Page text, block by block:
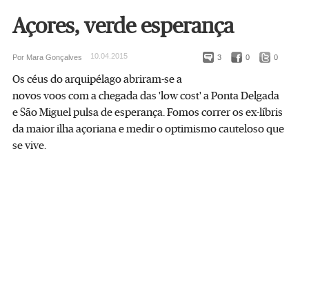
Açores, verde esperança
3 0 0
Por Mara Gonçalves 10.04.2015
Os céus do arquipélago abriram-se a
novos voos com a chegada das 'low cost' a Ponta Delgada
e São Miguel pulsa de esperança. Fomos correr os ex-líbris
da maior ilha açoriana e medir o optimismo cauteloso que
se vive.